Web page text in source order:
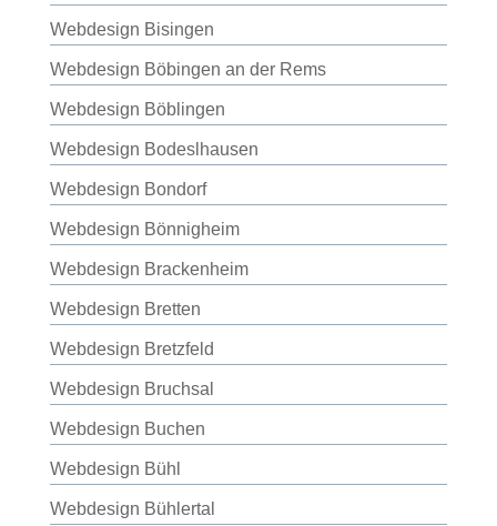
Webdesign Bisingen
Webdesign Böbingen an der Rems
Webdesign Böblingen
Webdesign Bodeslhausen
Webdesign Bondorf
Webdesign Bönnigheim
Webdesign Brackenheim
Webdesign Bretten
Webdesign Bretzfeld
Webdesign Bruchsal
Webdesign Buchen
Webdesign Bühl
Webdesign Bühlertal